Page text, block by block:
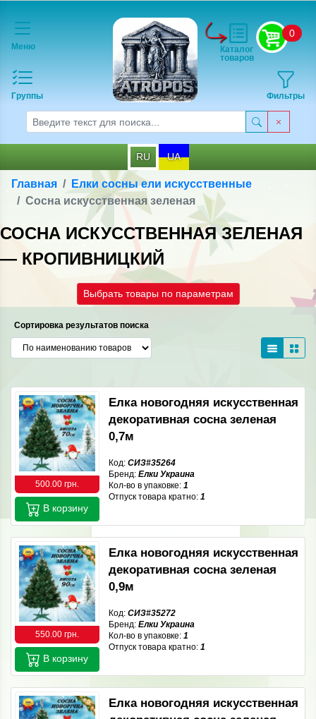
Меню
Группы
0
Фильтры
Каталог
товаров
RU UA
Главная
Елки сосны ели искусственные
Сосна искусственная зеленая
СОСНА ИСКУССТВЕННАЯ ЗЕЛЕНАЯ
— КРОПИВНИЦКИЙ
Выбрать товары по параметрам
Сортировка результатов поиска
500.00 грн.
Елка новогодняя искусственная
декоративная сосна зеленая
0,7м
Код: СИЗ#35264
Бренд: Елки Украина
Кол-во в упаковке: 1
Отпуск товара кратно: 1
В корзину
550.00 грн.
Елка новогодняя искусственная
декоративная сосна зеленая
0,9м
Код: СИЗ#35272
Бренд: Елки Украина
Кол-во в упаковке: 1
Отпуск товара кратно: 1
В корзину
Елка новогодняя искусственная